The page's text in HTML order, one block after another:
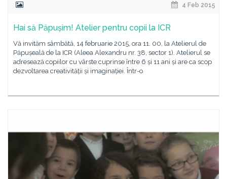
4 Feb 2015
Hai să Păpușim! Atelier pentru copii la ICR
Vă invităm sâmbătă, 14 februarie 2015, ora 11. 00, la Atelierul de
Păpușeală de la ICR (Aleea Alexandru nr. 38, sector 1). Atelierul se
adresează copiilor cu vârste cuprinse între 6 și 11 ani și are ca scop
dezvoltarea creativității și imaginației. Într-o